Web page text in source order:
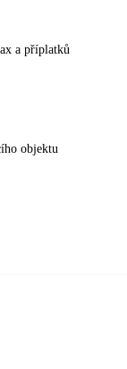
a příplatků
objektu